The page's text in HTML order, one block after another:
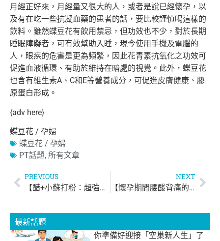
月經正好來， 月經量又很大的人，或者是說已經懷孕，以
及有在吃一些抗凝血藥的患者的話，要比較謹慎喝這樣的
飲料。雖然蝶豆花有飲用禁忌， 但功效也不少，對於長期
睡眠障礙者，可有效幫助入睡， 現今使用手機及電腦的
人，眼疾的危害是更為頻繁， 因此花青素抗氧化之功效可
促進血液循環、有助於維持在暗處的視覺 。此外，蝶豆花
也含有維生素A、C和E等營養成分， 可促進皮膚健康、膠
原蛋白形成。
{adv here}
蝶豆花 / 孕婦
蝶豆花 / 孕婦
PT話題, 所有文章
PREVIOUS
【醋+小蘇打粉：超強天然清潔劑】
NEXT
【懷孕期間腰酸背痛的原因】
最新話題
你準備好迎接「空巢新人生」了